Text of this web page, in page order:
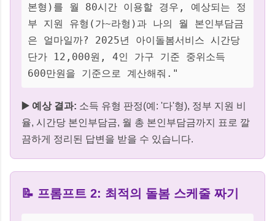
본형)를 월 80시간 이용할 경우, 예상되는 정
부 지원 유형(가~라형)과 나의 월 본인부담금
은 얼마일까? 2025년 아이돌봄서비스 시간당
단가 12,000원, 4인 가구 기준 중위소득
600만원을 기준으로 계산해줘."
▶️ 예상 결과: 소득 유형 판정(예: '다'형), 정부 지원 비
율, 시간당 본인부담금, 월 총 본인부담금까지 표로 깔
끔하게 정리된 답변을 받을 수 있습니다.
📝 프롬프트 2: 최적의 돌봄 스케줄 짜기